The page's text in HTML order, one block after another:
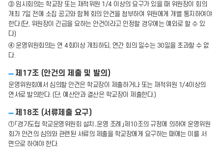
③ 임시회의는 학교장 또는 재적위원 1/4 이상의 요구가 있을 때 위원장이 회의
개최 7일 전에 소집 공고와 함께 회의 안건을 첨부하여 위원에게 개별 통지하여야
한다.(단, 위원장이 긴급을 요하는 안건이라고 인정할 경우에는 예외로 할 수 있
다)
④ 운영위원회의는 연 4회이상 개최하되, 연간 회의 일수는 30일을 초과할 수 없
다.
제17조 (안건의 제출 및 발의)
운영위원회에서 심의할 안건은 학교장이 제출하거나 또는 재적위원 1/4이상의
연서로 발의한다. (단, 예산안과 결산은 학교장이 제출한다.)
제18조 (서류제출 요구)
①「경기도립 학교운영위원회 설치․운영 조례」제10조의 규정에 의하여 운영위원
회가 안건의 심의와 관련된 서류의 제출을 학교장에게 요구하는 때에는 이를 서
면으로 하여야 한다.